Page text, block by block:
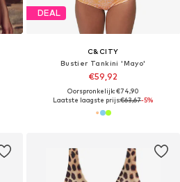
DEAL
C&CITY
Bustier Tankini 'Mayo'
€59,92
Oorspronkelijk: €74,90
Laatste laagste prijs:€63,67-5%